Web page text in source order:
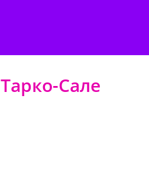
Тарко-Сале